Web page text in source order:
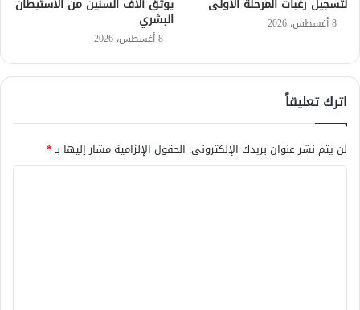
لتسجيل رغبات المرحلة الأولى
8 أغسطس، 2026
يوثق آلاف السنين من الاستيطان
البشري
8 أغسطس، 2026
اترك تعليقاً
لن يتم نشر عنوان بريدك الإلكتروني. الحقول الإلزامية مشار إليها بـ*